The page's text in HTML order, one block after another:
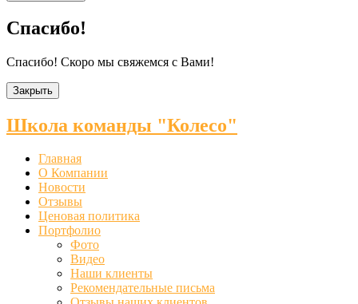
Спасибо!
Спасибо! Скоро мы свяжемся с Вами!
Закрыть
Школа команды "Колесо"
Главная
О Компании
Новости
Отзывы
Ценовая политика
Портфолио
Фото
Видео
Наши клиенты
Рекомендательные письма